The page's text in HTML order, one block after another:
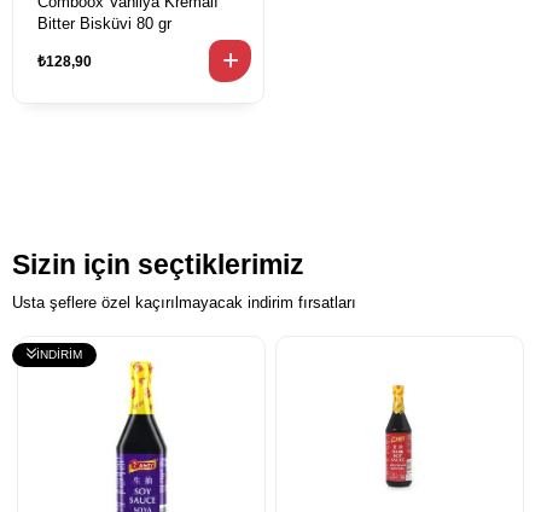
Bitter Bisküvi 80 gr
₺128,90
Sizin için seçtiklerimiz
Usta şeflere özel kaçırılmayacak indirim fırsatları